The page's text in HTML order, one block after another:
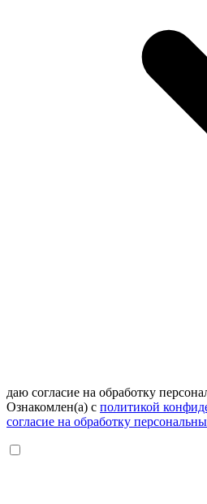
даю согласие на обработку
Ознакомлен(а) с политикой
согласие на обработку